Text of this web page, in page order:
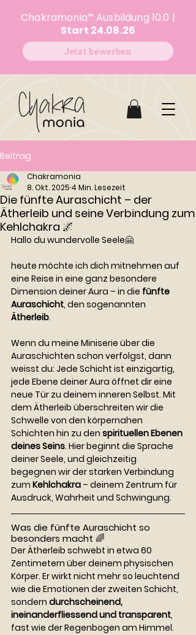
Chakramonia™ Ausbildung 10.0 |
Start 24.08.26
Jetzt bewerben
Beitrag
Die fünfte Auraschicht – der
Ätherleib und seine Verbindung zum
Kehlchakra 🌌
Chakramonia
8. Okt. 2025 4 Min. Lesezeit
Hallo du wundervolle Seele🤗
heute möchte ich dich mitnehmen auf
eine Reise in eine ganz besondere
Dimension deiner Aura – in die fünfte
Auraschicht, den sogenannten
Ätherleib.
Wenn du meine Miniserie über die
Auraschichten schon verfolgst, dann
weisst du: Jede Schicht ist einzigartig,
jede Ebene deiner Aura öffnet dir eine
neue Tür zu deinem inneren Selbst. Mit
dem Ätherleib überschreiten wir die
Schwelle von den körpernahen
Schichten hin zu den spirituellen Ebenen
deines Seins. Hier beginnt die Sprache
deiner Seele, und gleichzeitig
begegnen wir der starken Verbindung
zum Kehlchakra – deinem Zentrum für
Ausdruck, Wahrheit und Schwingung.
Was die fünfte Auraschicht so
besonders macht 🌈
Der Ätherleib schwebt in etwa 60
Zentimetern über deinem physischen
Körper. Er wirkt nicht mehr so leuchtend
wie die Emotionen der zweiten Schicht,
sondern durchscheinend,
ineinanderfliessend und transparent,
fast wie der Regenbogen am Himmel.